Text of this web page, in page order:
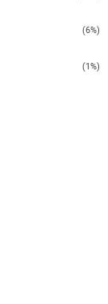
(6%)
(1%)